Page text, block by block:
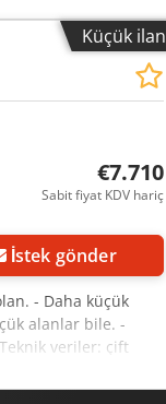
gücü ana
910 mm,Küçük ilan
€7.710
Sabit fiyat KDV hariç
İstek gönder
- Daha küçük
alanlar bile. -
veriler: çift
0,37 kW Kesme
Kesme genişliği 1000